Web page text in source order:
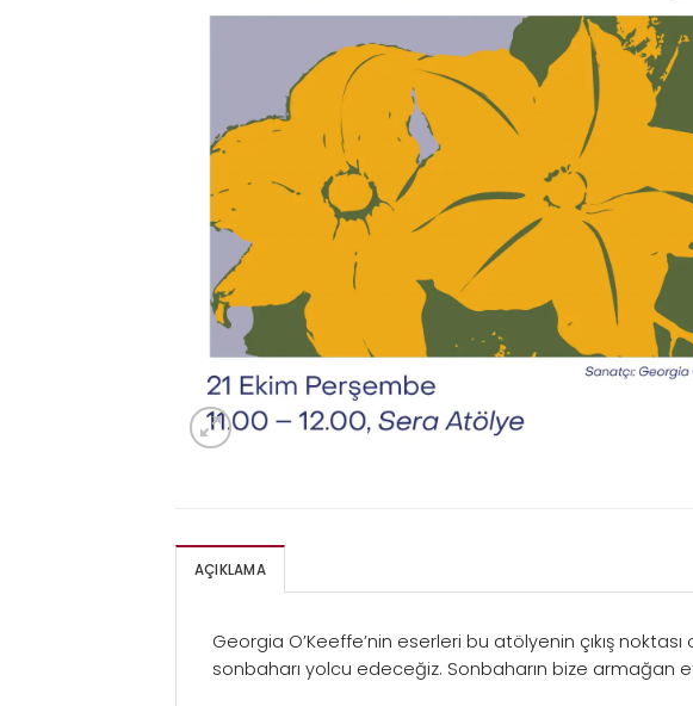
AÇIKLAMA
Georgia O’Keeffe’nin eserleri bu atölyenin çıkış
sonbaharı yolcu edeceğiz. Sonbaharın bize